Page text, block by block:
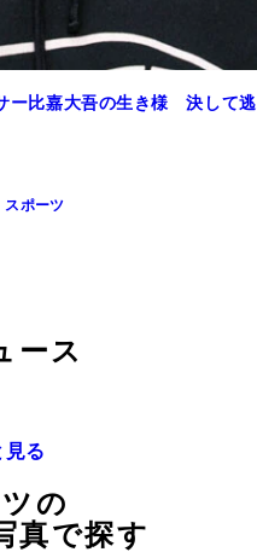
ー比嘉大吾の生き様 決して逃
スポーツ
ース
見る
の
真で探す